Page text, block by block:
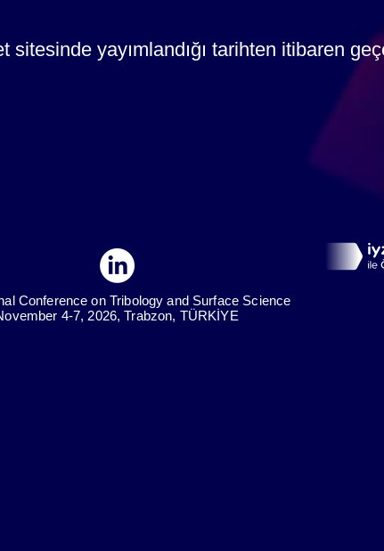
sitesinde yayımlandığı tarihten itibaren
Conference on Tribology and Surface Science
4-7, 2026, Trabzon, TÜRKİYE